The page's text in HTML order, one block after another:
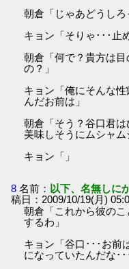
朝倉「じゃあどうしろ
キョン「そりゃ･･･止
朝倉「何で？貴方は
の？」
キョン「俺にそんな
んだお前は」
朝倉「そう？谷口君
美味しそうにムシャム
キョン「」
8 名前： 以下、名無しに
稿日：2009/10/19(月)
朝倉「これから彼の
するわ」
キョン「谷口･･･お前
になっていたんだな･･